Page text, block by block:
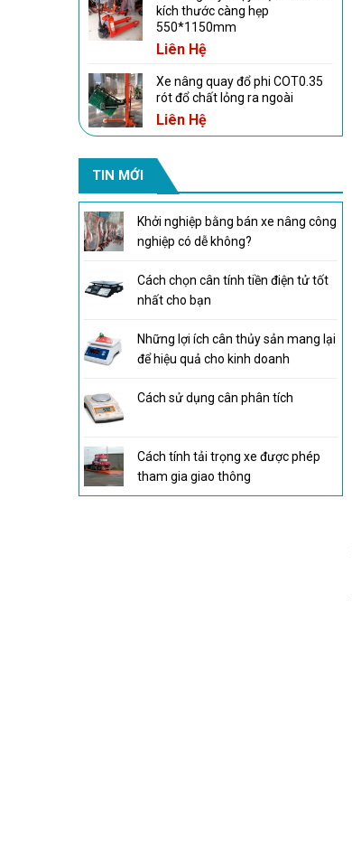
kích thước càng hẹp
550*1150mm
Liên Hệ
Xe nâng quay đổ phi COT0.35
rót đổ chất lỏng ra ngoài
Liên Hệ
TIN MỚI
Khởi nghiệp bằng bán xe nâng công
nghiệp có dễ không?
Cách chọn cân tính tiền điện tử tốt
nhất cho bạn
Những lợi ích cân thủy sản mang lại
để hiệu quả cho kinh doanh
Cách sử dụng cân phân tích
Cách tính tải trọng xe được phép
tham gia giao thông